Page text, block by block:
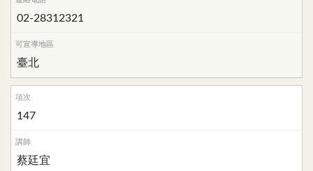
02-28312321
臺北
147
蔡廷宜